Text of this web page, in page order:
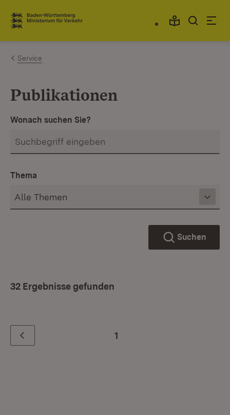
Zum Inhalt springen
Link zur Startseite
Service
Publikationen
Wonach suchen Sie?
Thema
Suchen
32 Ergebnisse gefunden
Zurück 1